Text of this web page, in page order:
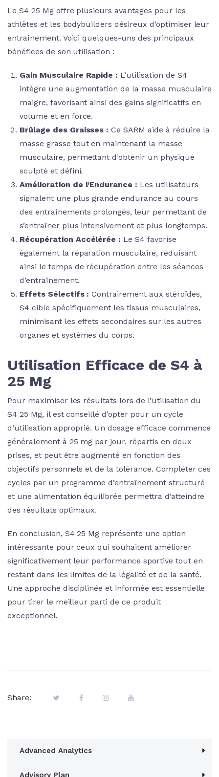
Le S4 25 Mg offre plusieurs avantages pour les
athlètes et les bodybuilders désireux d’optimiser leur
entraînement. Voici quelques-uns des principaux
bénéfices de son utilisation :
Gain Musculaire Rapide : L’utilisation de S4
intègre une augmentation de la masse musculaire
maigre, favorisant ainsi des gains significatifs en
volume et en force.
Brûlage des Graisses : Ce SARM aide à réduire la
masse grasse tout en maintenant la masse
musculaire, permettant d’obtenir un physique
sculpté et défini.
Amélioration de l’Endurance : Les utilisateurs
signalent une plus grande endurance au cours
des entraînements prolongés, leur permettant de
s’entraîner plus intensivement et plus longtemps.
Récupération Accélérée : Le S4 favorise
également la réparation musculaire, réduisant
ainsi le temps de récupération entre les séances
d’entraînement.
Effets Sélectifs : Contrairement aux stéroïdes,
S4 cible spécifiquement les tissus musculaires,
minimisant les effets secondaires sur les autres
organes et systèmes du corps.
Utilisation Efficace de S4 à
25 Mg
Pour maximiser les résultats lors de l’utilisation du
S4 25 Mg, il est conseillé d’opter pour un cycle
d’utilisation approprié. Un dosage efficace commence
généralement à 25 mg par jour, répartis en deux
prises, et peut être augmenté en fonction des
objectifs personnels et de la tolérance. Compléter ces
cycles par un programme d’entraînement structuré
et une alimentation équilibrée permettra d’atteindre
des résultats optimaux.
En conclusion, S4 25 Mg représente une option
intéressante pour ceux qui souhaitent améliorer
significativement leur performance sportive tout en
restant dans les limites de la légalité et de la santé.
Une approche disciplinée et informée est essentielle
pour tirer le meilleur parti de ce produit
exceptionnel.
Share:
Advanced Analytics
Advisory Plan